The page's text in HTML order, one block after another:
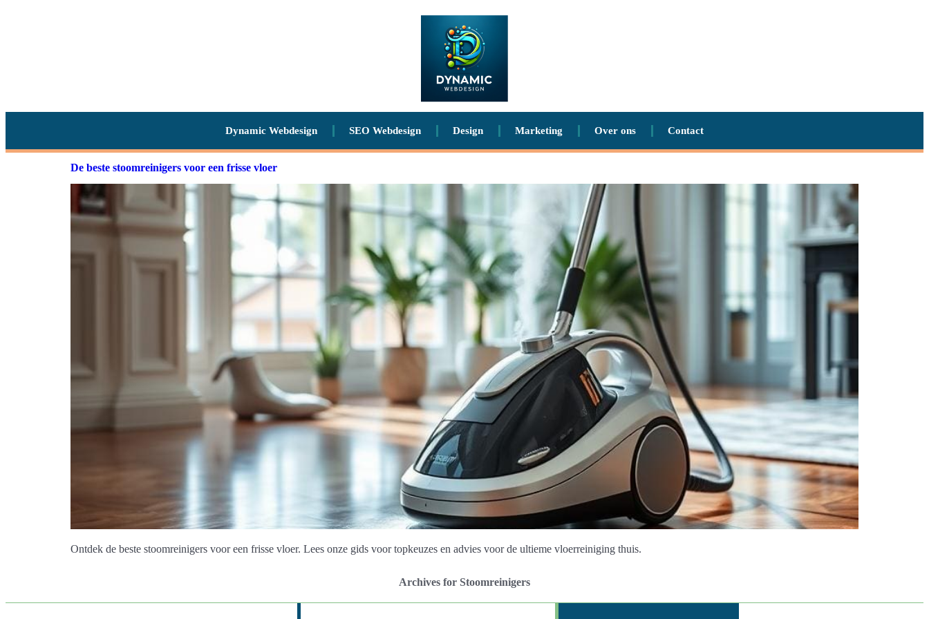
Dynamic Webdesign SEO Webdesign Design Marketing Over ons Contact
De beste stoomreinigers voor een frisse vloer
Ontdek de beste stoomreinigers voor een frisse vloer. Lees onze gids voor topkeuzes en advies voor de ultieme vloerreiniging thuis.
Archives for Stoomreinigers